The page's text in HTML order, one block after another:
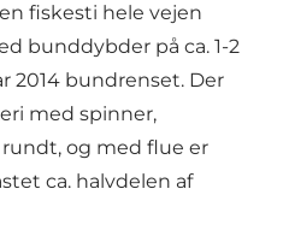
fiskesti hele vejen
bunddybder på ca. 1-2
2014 bundrenset. Der
med spinner,
og med flue er
ca. halvdelen af